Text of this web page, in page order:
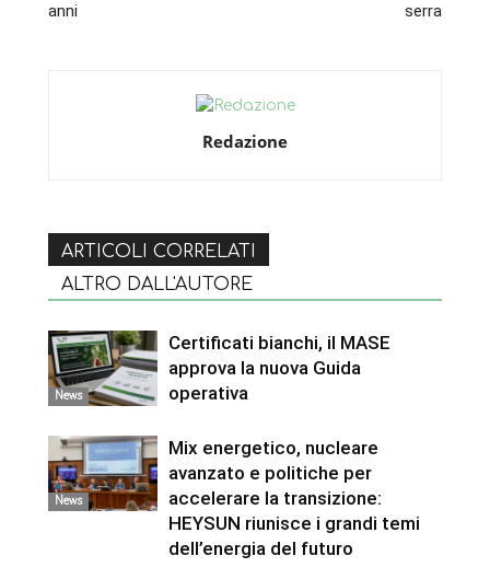
anni
serra
Redazione
ARTICOLI CORRELATI
ALTRO DALL'AUTORE
News
Certificati bianchi, il MASE
approva la nuova Guida
operativa
News
Mix energetico, nucleare
avanzato e politiche per
accelerare la transizione:
HEYSUN riunisce i grandi temi
dell’energia del futuro